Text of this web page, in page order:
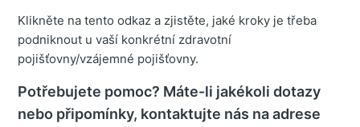
Klikněte na tento odkaz a zjistěte, jaké kroky je třeba
podniknout u vaší konkrétní zdravotní
pojišťovny/vzájemné pojišťovny.
Potřebujete pomoc? Máte-li jakékoli dotazy
nebo připomínky, kontaktujte nás na adrese